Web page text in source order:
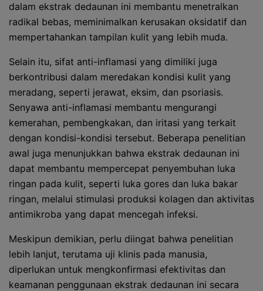
dalam ekstrak dedaunan ini membantu menetralkan
radikal bebas, meminimalkan kerusakan oksidatif dan
mempertahankan tampilan kulit yang lebih muda.
Selain itu, sifat anti-inflamasi yang dimiliki juga
berkontribusi dalam meredakan kondisi kulit yang
meradang, seperti jerawat, eksim, dan psoriasis.
Senyawa anti-inflamasi membantu mengurangi
kemerahan, pembengkakan, dan iritasi yang terkait
dengan kondisi-kondisi tersebut. Beberapa penelitian
awal juga menunjukkan bahwa ekstrak dedaunan ini
dapat membantu mempercepat penyembuhan luka
ringan pada kulit, seperti luka gores dan luka bakar
ringan, melalui stimulasi produksi kolagen dan aktivitas
antimikroba yang dapat mencegah infeksi.
Meskipun demikian, perlu diingat bahwa penelitian
lebih lanjut, terutama uji klinis pada manusia,
diperlukan untuk mengkonfirmasi efektivitas dan
keamanan penggunaan ekstrak dedaunan ini secara